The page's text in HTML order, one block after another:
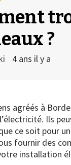
?
4 ans il y a
agréés à
Ils
ce soit pour
fournir des
installation